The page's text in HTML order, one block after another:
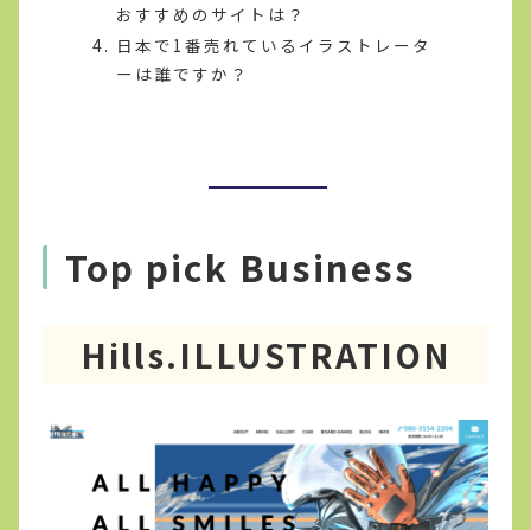
おすすめのサイトは？
日本で1番売れているイラストレータ
ーは誰ですか？
Top pick Business
Hills.ILLUSTRATION